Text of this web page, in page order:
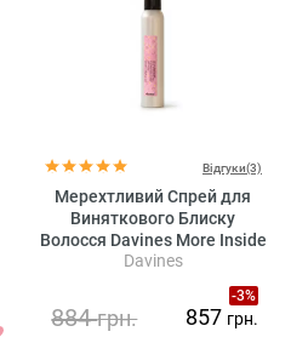
Відгуки(3)
Мерехтливий Спрей для
Виняткового Блиску
Волосся Davines More Inside
Shimmering Mist
Davines
-3%
884грн. 857 грн.